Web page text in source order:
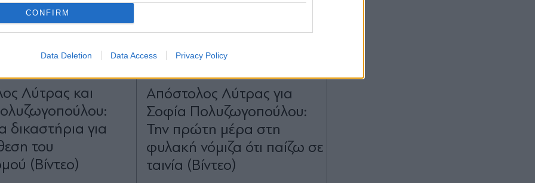
CONFIRM
Data Deletion Data Access Privacy Policy
20.05.2026 11:28
Λύτρας και
δικαστήρια για
του
(Βίντεο)
ΕΛΛΑΔΑ 18.12.2025 14:04
Απόστολος Λύτρας για
Σοφία Πολυζωγοπούλου:
Την πρώτη μέρα στη
φυλακή νόμιζα ότι παίζω σε
ταινία (Βίντεο)